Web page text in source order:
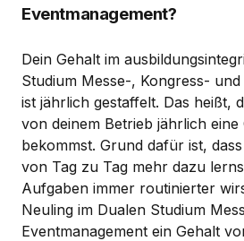
Eventmanagement?
Dein Gehalt im
Studium Messe-, Kongress-
ist jährlich gestaffelt. Das heißt,
von deinem Betrieb jährlich
bekommst. Grund dafür ist,
von Tag zu Tag mehr dazu
Aufgaben immer routinierter
Neuling im Dualen Studium
Eventmanagement ein Gehalt